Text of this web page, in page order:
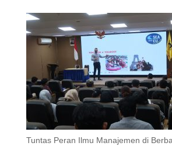
Tuntas Peran Ilmu Manajemen di